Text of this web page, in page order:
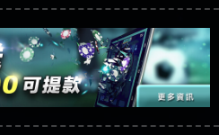
）無法出金 請小心群組暗椿
當詐騙 當當是不是詐騙 當
嗎 六旬老婦深信當當高獲
據指路，開啟你的高回報
藏私】2025 線上老虎機
平台安全的全攻略！
武俠》老虎機真的猛！玩
種中獎方式！
戲完整攻略！熱門老虎
金幾次後贏錢就不給出
次後贏了就不出金出
垃圾平台
現在也是一樣的狀況